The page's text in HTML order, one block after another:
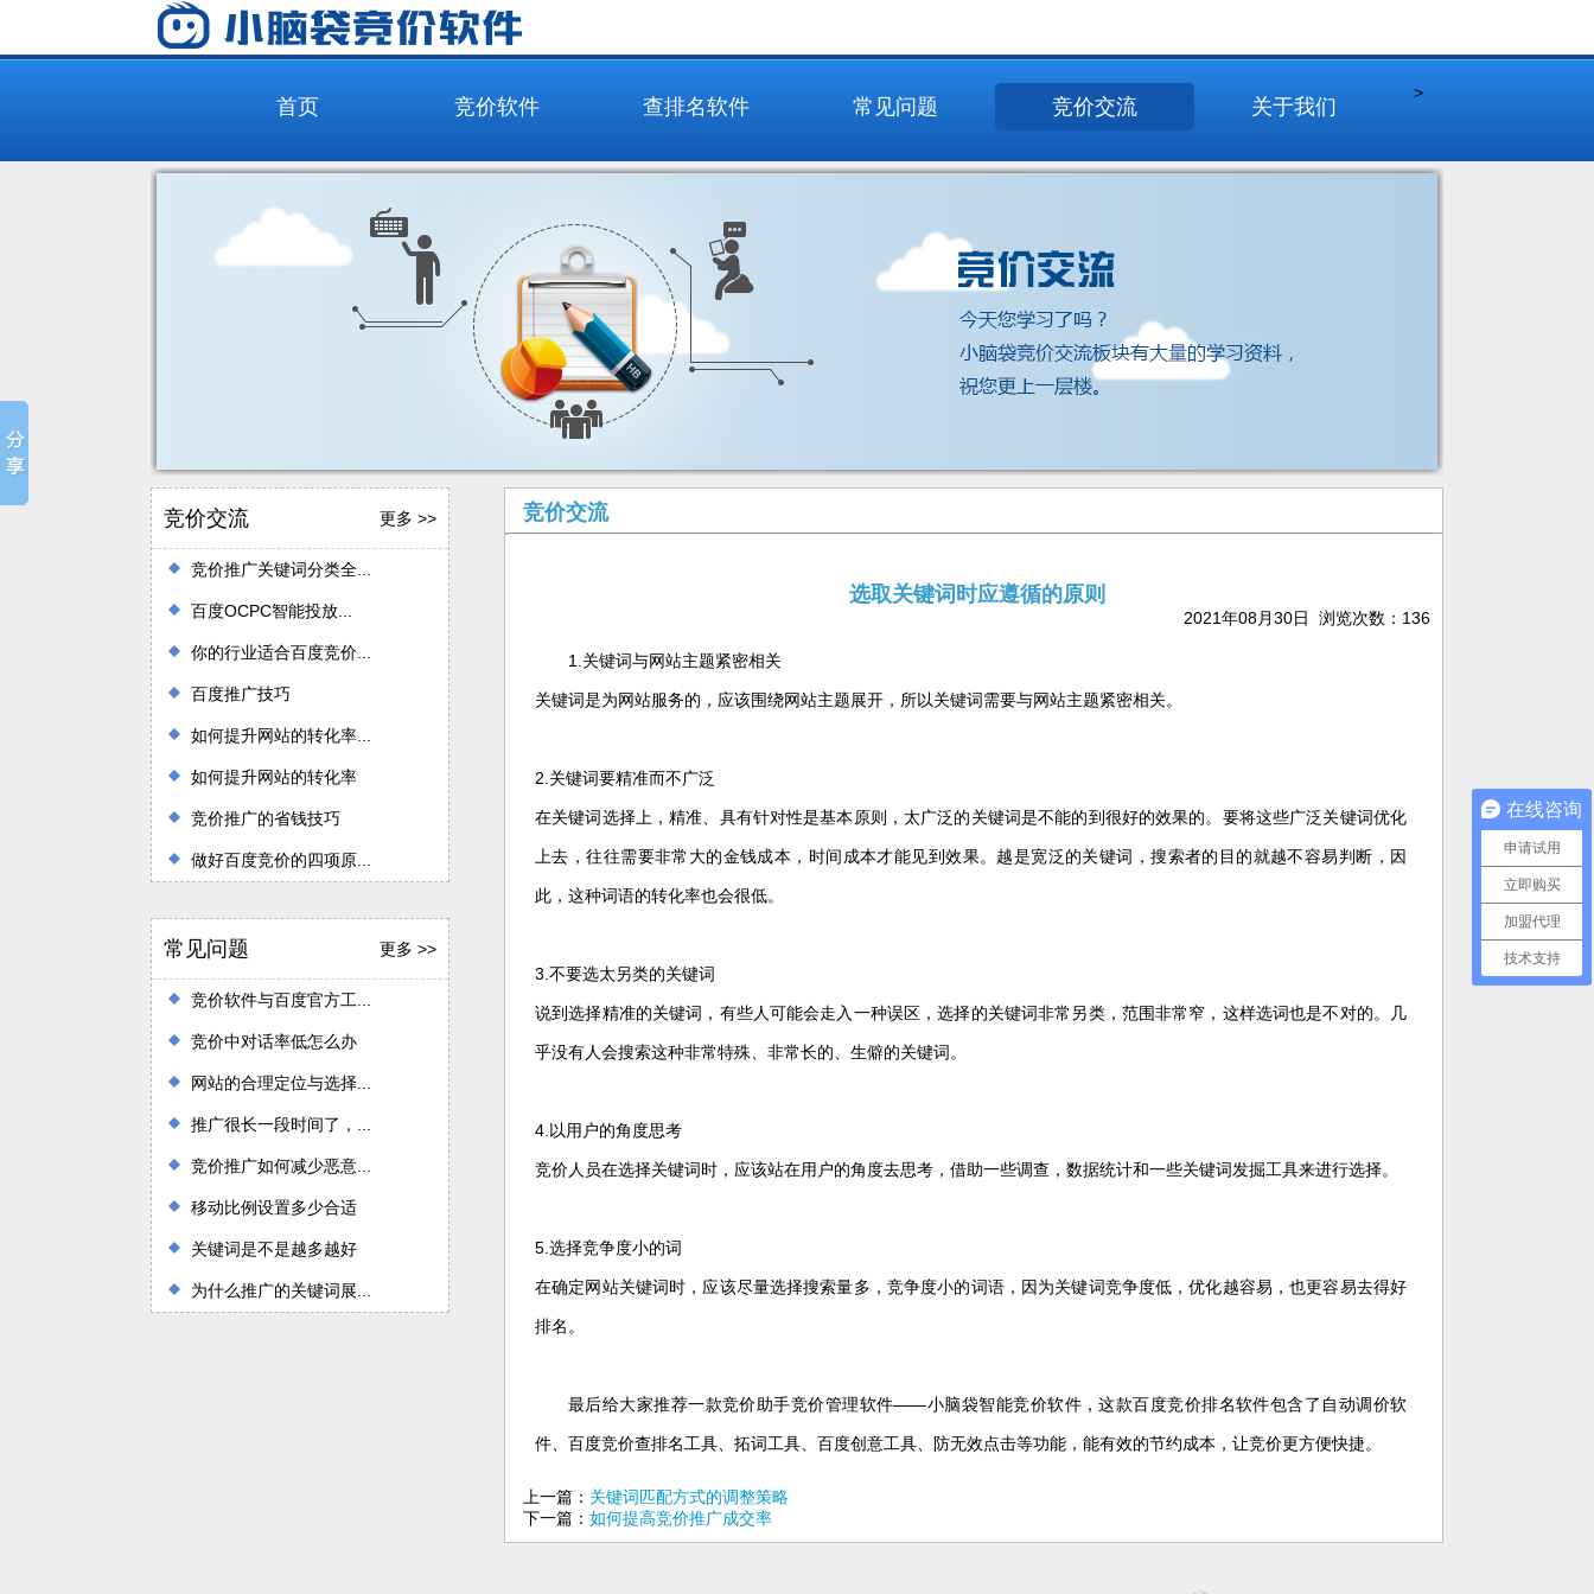
首页 竞价软件 查排名软件
>
常见问题 竞价交流 关于我们
竞价交流 更多 >>
竞价推广关键词分类全...
百度OCPC智能投放...
你的行业适合百度竞价...
百度推广技巧
如何提升网站的转化率...
如何提升网站的转化率
竞价推广的省钱技巧
做好百度竞价的四项原...
常见问题 更多 >>
竞价软件与百度官方工...
竞价中对话率低怎么办
网站的合理定位与选择...
推广很长一段时间了，...
竞价推广如何减少恶意...
移动比例设置多少合适
关键词是不是越多越好
为什么推广的关键词展...
竞价交流
选取关键词时应遵循的原则
2021年08月30日 浏览次数： 136
1.关键词与网站主题紧密相关
关键词是为网站服务的，应该围绕网站主题展开，所以关键词需要与网站主题紧密相关。
2.关键词要精准而不广泛
在关键词选择上，精准、具有针对性是基本原则，太广泛的关键词是不能的到很好的效果的。要将这些广泛关键词优化
上去，往往需要非常大的金钱成本，时间成本才能见到效果。越是宽泛的关键词，搜索者的目的就越不容易判断，因
此，这种词语的转化率也会很低。
3.不要选太另类的关键词
说到选择精准的关键词，有些人可能会走入一种误区，选择的关键词非常另类，范围非常窄，这样选词也是不对的。几
乎没有人会搜索这种非常特殊、非常长的、生僻的关键词。
4.以用户的角度思考
竞价人员在选择关键词时，应该站在用户的角度去思考，借助一些调查，数据统计和一些关键词发掘工具来进行选择。
5.选择竞争度小的词
在确定网站关键词时，应该尽量选择搜索量多，竞争度小的词语，因为关键词竞争度低，优化越容易，也更容易去得好
排名。
最后给大家推荐一款竞价助手竞价管理软件——小脑袋智能竞价软件，这款百度竞价排名软件包含了自动调价软
件、百度竞价查排名工具、拓词工具、百度创意工具、防无效点击等功能，能有效的节约成本，让竞价更方便快捷。
上一篇： 关键词匹配方式的调整策略
下一篇： 如何提高竞价推广成交率
在线咨询
申请试用
立即购买
加盟代理
技术支持